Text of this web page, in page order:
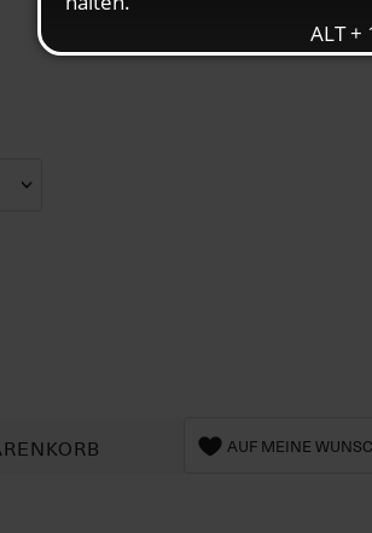
AUF MEINE